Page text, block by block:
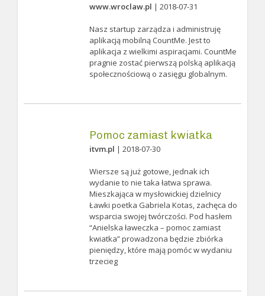
www.wroclaw.pl | 2018-07-31
Nasz startup zarządza i administruję
aplikacją mobilną CountMe. Jest to
aplikacja z wielkimi aspiracjami. CountMe
pragnie zostać pierwszą polską aplikacją
społecznościową o zasięgu globalnym.
Pomoc zamiast kwiatka
itvm.pl | 2018-07-30
Wiersze są już gotowe, jednak ich
wydanie to nie taka łatwa sprawa.
Mieszkająca w mysłowickiej dzielnicy
Ławki poetka Gabriela Kotas, zachęca do
wsparcia swojej twórczości. Pod hasłem
“Anielska ławeczka – pomoc zamiast
kwiatka” prowadzona będzie zbiórka
pieniędzy, które mają pomóc w wydaniu
trzecieg